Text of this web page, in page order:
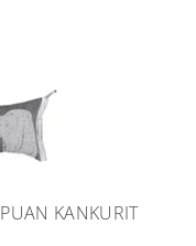
KANKURIT